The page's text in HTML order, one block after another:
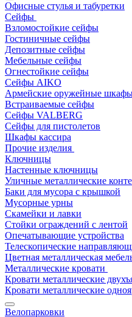
Офисные стулья и табуретки
Сейфы
Взломостойкие сейфы
Гостиничные сейфы
Депозитные сейфы
Мебельные сейфы
Огнестойкие сейфы
Сейфы AIKO
Армейские оружейные
Встраиваемые сейфы
Сейфы VALBERG
Сейфы для пистолетов
Шкафы кассира
Прочие изделия
Ключницы
Настенные ключницы
Уличные металлические
Баки для мусора с крышкой
Мусорные урны
Скамейки и лавки
Стойки ограждений с лентой
Опечатывающие устройства
Телескопические
Цветная металлическая
Металлические кровати
Кровати металлические
Кровати металлические
Велопарковки